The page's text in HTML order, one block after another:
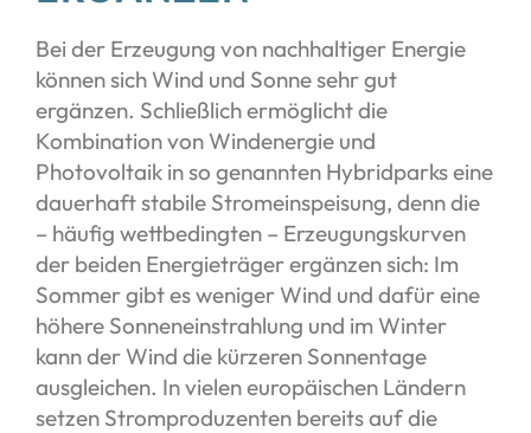
Bei der Erzeugung von nachhaltiger Energie
können sich Wind und Sonne sehr gut
ergänzen. Schließlich ermöglicht die
Kombination von Windenergie und
Photovoltaik in so genannten Hybridparks eine
dauerhaft stabile Stromeinspeisung, denn die
– häufig wettbedingten – Erzeugungskurven
der beiden Energieträger ergänzen sich: Im
Sommer gibt es weniger Wind und dafür eine
höhere Sonneneinstrahlung und im Winter
kann der Wind die kürzeren Sonnentage
ausgleichen. In vielen europäischen Ländern
setzen Stromproduzenten bereits auf die